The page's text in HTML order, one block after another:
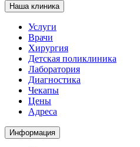
Наша клиника
Услуги
Врачи
Хирургия
Детская поликлиника
Лаборатория
Диагностика
Чекапы
Цены
Адреса
Информация